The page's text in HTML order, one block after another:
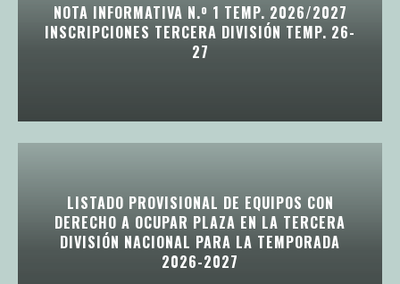
NOTA INFORMATIVA N.º 1 TEMP. 2026/2027
INSCRIPCIONES TERCERA DIVISIÓN TEMP. 26-
27
LISTADO PROVISIONAL DE EQUIPOS CON
DERECHO A OCUPAR PLAZA EN LA TERCERA
DIVISIÓN NACIONAL PARA LA TEMPORADA
2026-2027